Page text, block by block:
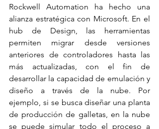
Rockwell Automation ha hecho una
alianza estratégica con Microsoft. En el
hub de Design, las herramientas
permiten migrar desde versiones
anteriores de controladores hasta las
más actualizadas, con el fin de
desarrollar la capacidad de emulación y
diseño a través de la nube. Por
ejemplo, si se busca diseñar una planta
de producción de galletas, en la nube
se puede simular todo el proceso a